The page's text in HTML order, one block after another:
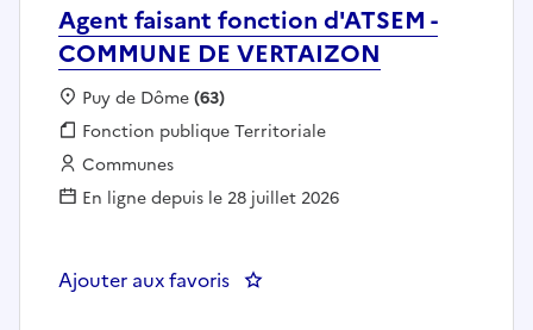
Agent faisant fonction d'ATSEM -
COMMUNE DE VERTAIZON
Localisation :
Puy de Dôme(63)
Fonction publique :
Fonction publique Territoriale
Employeur :
Communes
En ligne depuis le 28 juillet 2026
Ajouter aux favoris : Agent faisant fonction